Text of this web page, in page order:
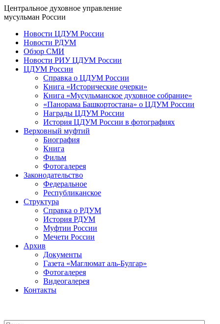
Центральное духовное управление
мусульман России
Новости ЦДУМ России
Новости РДУМ
Обзор СМИ
Новости РИУ ЦДУМ России
ЦДУМ России
Справка о ЦДУМ России
Книга «Исторические очерки»
Книга «Мусульманское духовное собрание»
«Панорама Башкортостана» о ЦДУМ России
Награды ЦДУМ России
История ЦДУМ России в фотографиях
Верховный муфтий
Биография
Книга
Фильм
Фотогалерея
Законодательство
Федеральное
Республиканское
Структура
Справка о РДУМ
История РДУМ
Муфтии России
Мечети России
Архив
Документы
Газета «Маглюмат аль-Булгар»
Фотогалерея
Видеогалерея
Контакты